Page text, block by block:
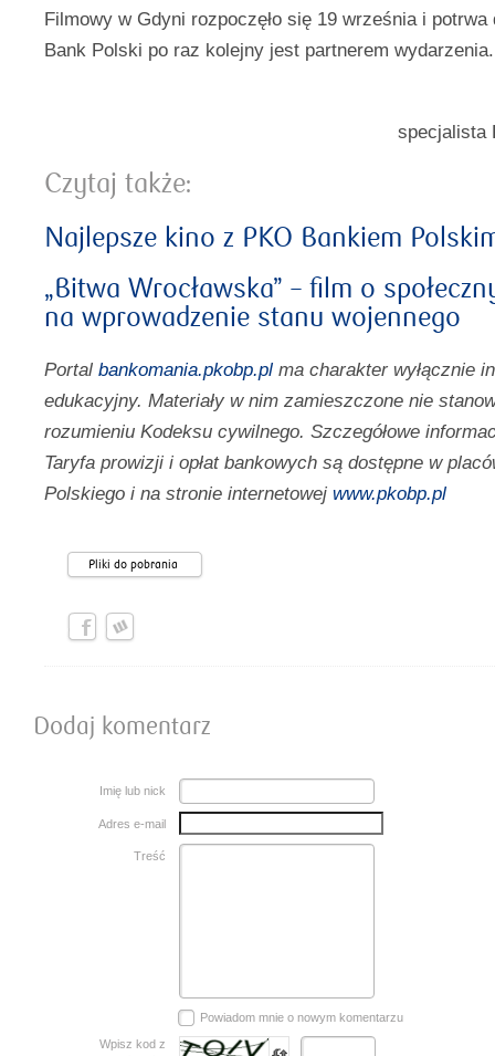
Filmowy w Gdyni rozpoczęło się 19 września i
Bank Polski po raz kolejny jest partnerem wydarzenia.
specjalista
Czytaj także:
Najlepsze kino z PKO Bankiem
„Bitwa Wrocławska” – film o
na wprowadzenie stanu wojennego
Portal bankomania.pkobp.pl ma charakter wyłącznie
edukacyjny. Materiały w nim zamieszczone nie
rozumieniu Kodeksu cywilnego. Szczegółowe
Taryfa prowizji i opłat bankowych są dostępne w
Polskiego i na stronie internetowej www.pkobp.pl
Pliki do pobrania
Dodaj komentarz
Imię lub nick
Adres e-mail
Treść
Powiadom mnie o nowym komentarzu
Wpisz kod z